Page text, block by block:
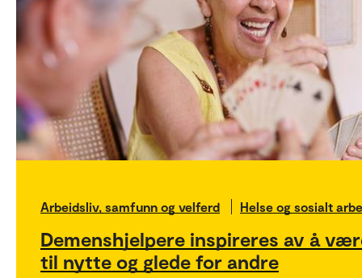
Arbeidsliv, samfunn og velferd Helse og sosialt
Demenshjelpere inspireres av å
til nytte og glede for andre